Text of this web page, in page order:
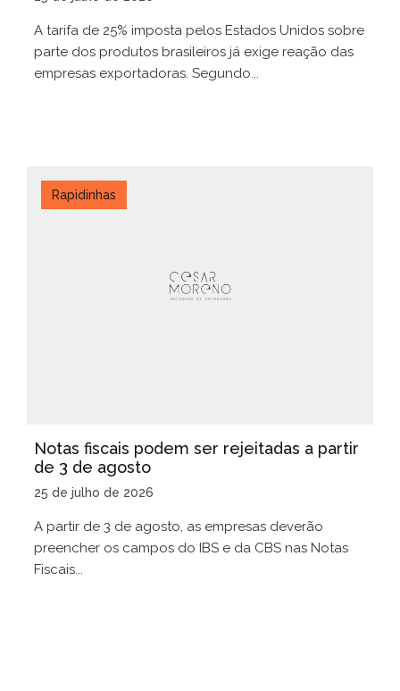
A tarifa de 25% imposta pelos Estados Unidos sobre
parte dos produtos brasileiros já exige reação das
empresas exportadoras. Segundo...
Rapidinhas
Notas fiscais podem ser rejeitadas a partir
de 3 de agosto
25 de julho de 2026
A partir de 3 de agosto, as empresas deverão
preencher os campos do IBS e da CBS nas Notas
Fiscais...